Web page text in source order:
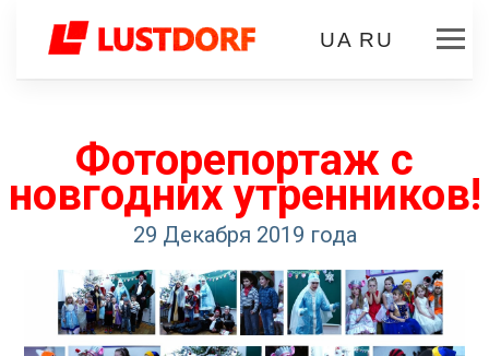
UA RU
Фоторепортаж с
новгодних утренников!
29 Декабря 2019 года